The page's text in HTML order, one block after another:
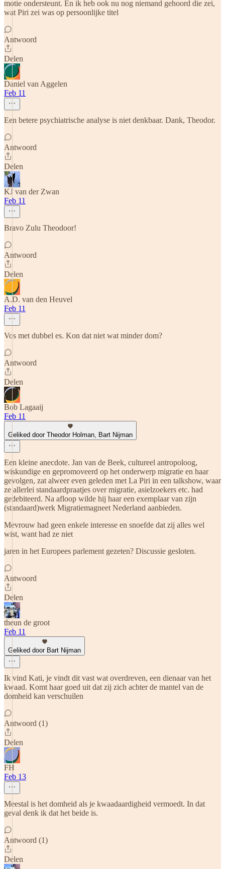
motie ondersteunt. En ik heb ook nu nog niemand gehoord die zei,
wat Piri zei was op persoonlijke titel
Antwoord
Delen
Daniel van Aggelen
Feb 11
Een betere psychiatrische analyse is niet denkbaar. Dank, Theodor.
Antwoord
Delen
KJ van der Zwan
Feb 11
Bravo Zulu Theodoor!
Antwoord
Delen
A.D. van den Heuvel
Feb 11
Vos met dubbel es. Kon dat niet wat minder dom?
Antwoord
Delen
Bob Lagaaij
Feb 11
Geliked door Theodor Holman, Bart Nijman
Een kleine anecdote. Jan van de Beek, cultureel antropoloog,
wiskundige en gepromoveerd op het onderwerp migratie en haar
gevolgen, zat alweer even geleden met La Piri in een talkshow, waar
ze allerlei standaardpraatjes over migratie, asielzoekers etc. had
gedebiteerd. Na afloop wilde hij haar een exemplaar van zijn
(standaard)werk Migratiemagneet Nederland aanbieden.
Mevrouw had geen enkele interesse en snoefde dat zij alles wel
wist, want had ze niet
jaren in het Europees parlement gezeten? Discussie gesloten.
Antwoord
Delen
theun de groot
Feb 11
Geliked door Bart Nijman
Ik vind Kati, je vindt dit vast wat overdreven, een dienaar van het
kwaad. Komt haar goed uit dat zij zich achter de mantel van de
domheid kan verschuilen
Antwoord (1)
Delen
FH
Feb 13
Meestal is het domheid als je kwaadaardigheid vermoedt. In dat
geval denk ik dat het beide is.
Antwoord (1)
Delen